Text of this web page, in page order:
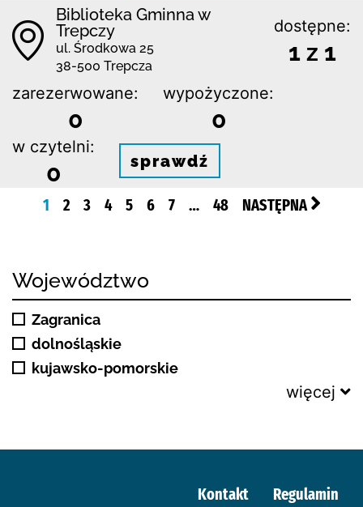
Biblioteka Gminna w
Trepczy
ul. Środkowa 25
38-500 Trepcza
dostępne:
1 z 1
zarezerwowane:
0
wypożyczone:
0
w czytelni:
0 sprawdź
1 2 3 4 5 6 7 … 48 NASTĘPNA
Województwo
Zagranica
dolnośląskie
kujawsko-pomorskie
więcej
Kontakt Regulamin